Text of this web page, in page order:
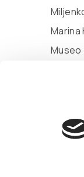
Marina
Museo
© TZ